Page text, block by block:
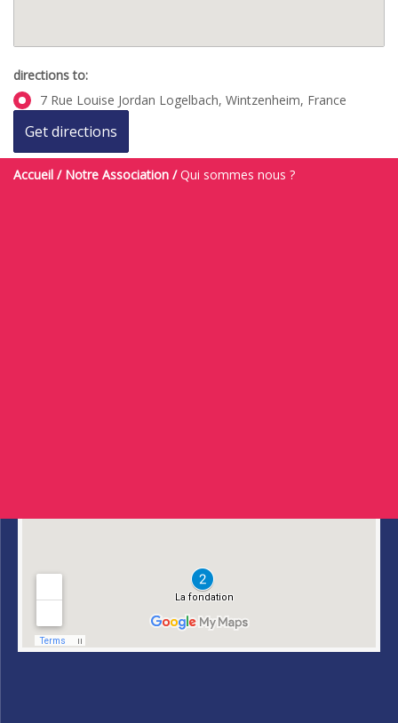
directions to:
7 Rue Louise Jordan Logelbach, Wintzenheim, France
Accueil / Notre Association /Qui sommes nous ?